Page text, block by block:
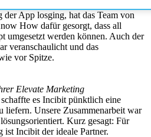
App losging, hat das Team von
How dafür gesorgt, dass all
umgesetzt werden können. Auch der
veranschaulicht und das
vor Spitze.
Elevate Marketing
es Incibit pünktlich eine
liefern. Unsere Zusammenarbeit war
Kurz gesagt: Für
Incibit der ideale Partner.